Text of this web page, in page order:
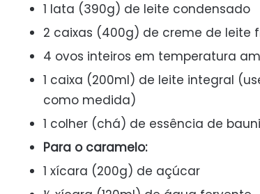
1 lata (390g) de leite condensado
2 caixas (400g) de creme de leite
4 ovos inteiros em temperatura
1 caixa (200ml) de leite integral
como medida)
1 colher (chá) de essência de
Para o caramelo:
1 xícara (200g) de açúcar